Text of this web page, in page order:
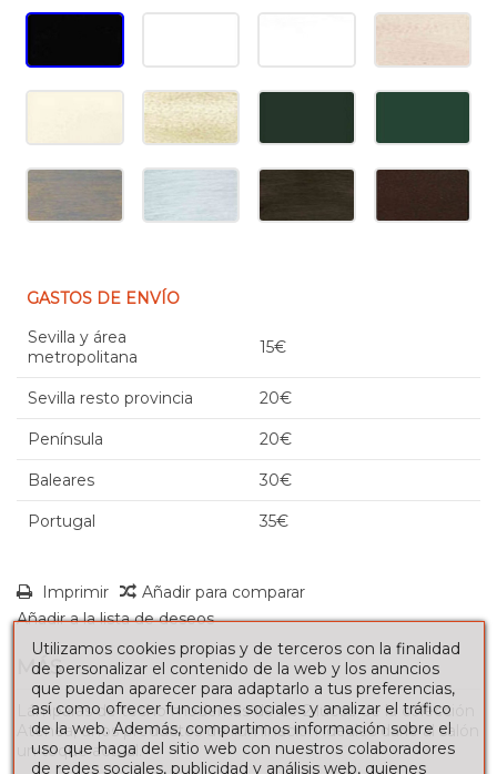
GASTOS DE ENVÍO
Sevilla y área
metropolitana
15€
Sevilla resto provincia 20€
Península 20€
Baleares 30€
Portugal 35€
Imprimir
Añadir para comparar
Añadir a la lista de deseos
MÁS
Lámparas de techo modernas de de 2 luces de la colección
Atenea, unos productos de iluminación ideales darle al salón
un toque actual.
Utilizamos cookies propias y de terceros con la finalidad
de personalizar el contenido de la web y los anuncios
que puedan aparecer para adaptarlo a tus preferencias,
así como ofrecer funciones sociales y analizar el tráfico
de la web. Además, compartimos información sobre el
uso que haga del sitio web con nuestros colaboradores
de redes sociales, publicidad y análisis web, quienes